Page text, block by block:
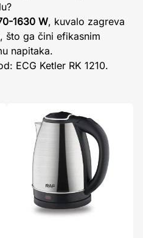
1630 W, kuvalo zagreva
što ga čini efikasnim
napitaka.
ECG Ketler RK 1210.